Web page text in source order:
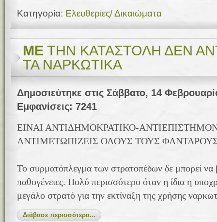
Κατηγορία: Ελευθερίες/ Δικαιώματα
ΜΕ ΤΗΝ ΚΑΤΑΣΤΟΛΗ ΔΕΝ
ΤΑ ΝΑΡΚΩΤΙΚΑ
Δημοσιεύτηκε στις Σάββατο, 14
Εμφανίσεις: 7241
ΕΙΝΑΙ ΑΝΤΙΔΗΜΟΚΡΑΤΙΚΟ-
ΑΝΤΙΜΕΤΩΠΙΖΕΙΣ ΟΛΟΥΣ ΤΟΥΣ
Το συρματόπλεγμα των στρατοπέδων δε μπορεί να
παθογένειες. Πολύ περισσότερο όταν η ίδια η
μεγάλο στρατό για την εκτίναξη της χρήσης
Διάβασε περισσότερα...